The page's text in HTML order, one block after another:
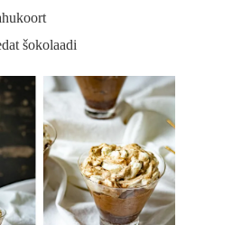
šokolaadi